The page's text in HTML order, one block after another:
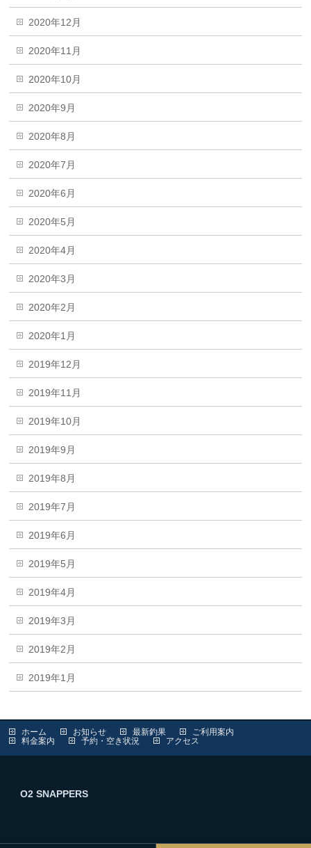
2020年12月
2020年11月
2020年10月
2020年9月
2020年8月
2020年7月
2020年6月
2020年5月
2020年4月
2020年3月
2020年2月
2020年1月
2019年12月
2019年11月
2019年10月
2019年9月
2019年8月
2019年7月
2019年6月
2019年5月
2019年4月
2019年3月
2019年2月
2019年1月
ホーム お知らせ 最新釣果
ご利用案内
料金案内
予約・空き状況 アクセス
O2 SNAPPERS